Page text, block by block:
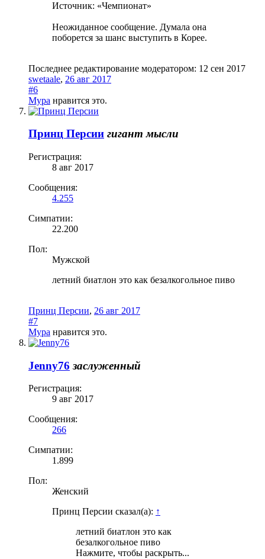
Источник: «Чемпионат»
Неожиданное сообщение. Думала она
поборется за шанс выступить в Корее.
Последнее редактирование модератором: 12 сен 2017
swetaale, 26 авг 2017
#6
Мура нравится это.
Принц Персии гигант мысли
Регистрация:
8 авг 2017
Сообщения:
4.255
Симпатии:
22.200
Пол:
Мужской
летний биатлон это как безалкогольное пиво
Принц Персии, 26 авг 2017
#7
Мура нравится это.
Jenny76 заслуженный
Регистрация:
9 авг 2017
Сообщения:
266
Симпатии:
1.899
Пол:
Женский
Принц Персии сказал(а): ↑
летний биатлон это как
безалкогольное пиво
Нажмите, чтобы раскрыть...